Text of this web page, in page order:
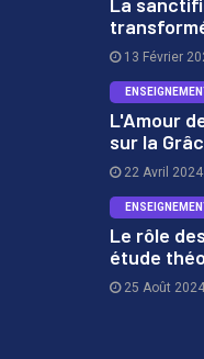
La
13 Février
L'Amour
sur la
22 Avril 2024
Le rôle
étude
25 Août 2024